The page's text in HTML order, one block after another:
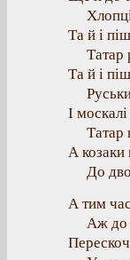
Та й і
Татар
Та й і
І
Татар
А козаки
До
А тим
Аж до